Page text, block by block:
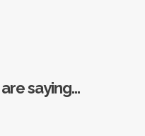
saying…